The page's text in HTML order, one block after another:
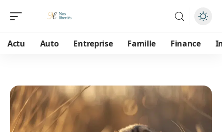
Actu Auto Entreprise Famille Finance